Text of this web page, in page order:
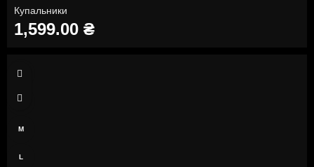
Купальники
1,599.00 ₴
XS
S
M
L